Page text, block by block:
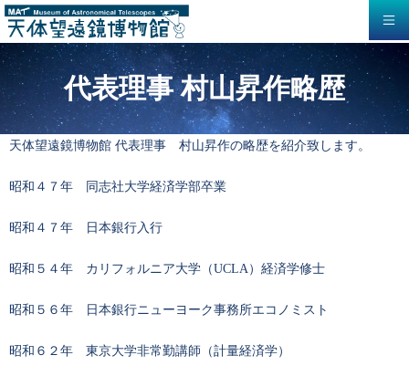
代表理事 村山昇作略歴
天体望遠鏡博物館 代表理事 村山昇作の略歴を紹介致します。
昭和４７年 同志社大学経済学部卒業
昭和４７年 日本銀行入行
昭和５４年 カリフォルニア大学（UCLA）経済学修士
昭和５６年 日本銀行ニューヨーク事務所エコノミスト
昭和６２年 東京大学非常勤講師（計量経済学）